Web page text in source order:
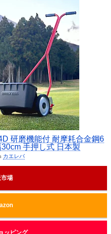
研磨機能付 耐摩耗合金鋼6
手押し式 日本製
カエレバ
市場
ッピング